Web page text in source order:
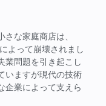
な家庭商店は、
よって崩壊されまし
業問題を引き起こし
いますが現代の技術
企業によって支えら